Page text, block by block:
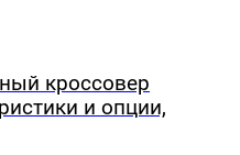
кроссовер
и опции,